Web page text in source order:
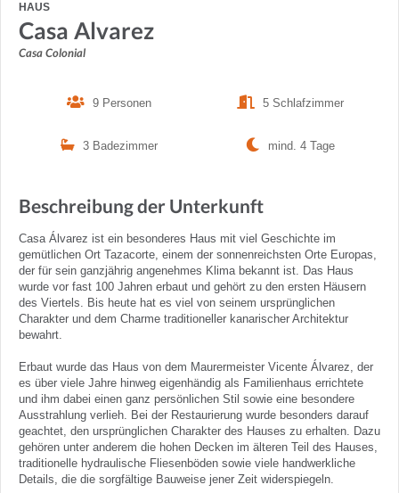
HAUS
Casa Alvarez
Casa Colonial
9 Personen 5 Schlafzimmer
3 Badezimmer mind. 4 Tage
Beschreibung der Unterkunft
Casa Álvarez ist ein besonderes Haus mit viel Geschichte im
gemütlichen Ort Tazacorte, einem der sonnenreichsten Orte Europas,
der für sein ganzjährig angenehmes Klima bekannt ist. Das Haus
wurde vor fast 100 Jahren erbaut und gehört zu den ersten Häusern
des Viertels. Bis heute hat es viel von seinem ursprünglichen
Charakter und dem Charme traditioneller kanarischer Architektur
bewahrt.
Erbaut wurde das Haus von dem Maurermeister Vicente Álvarez, der
es über viele Jahre hinweg eigenhändig als Familienhaus errichtete
und ihm dabei einen ganz persönlichen Stil sowie eine besondere
Ausstrahlung verlieh. Bei der Restaurierung wurde besonders darauf
geachtet, den ursprünglichen Charakter des Hauses zu erhalten. Dazu
gehören unter anderem die hohen Decken im älteren Teil des Hauses,
traditionelle hydraulische Fliesenböden sowie viele handwerkliche
Details, die die sorgfältige Bauweise jener Zeit widerspiegeln.